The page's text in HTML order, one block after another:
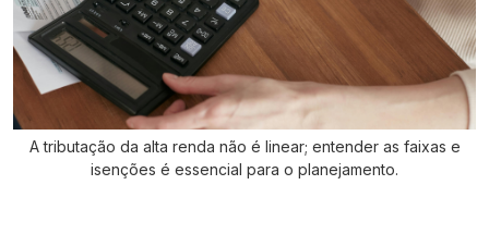
A tributação da alta renda não é linear; entender as faixas e
isenções é essencial para o planejamento.